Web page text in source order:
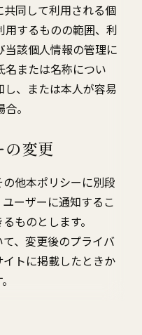
同して利用される個
用するものの範囲、利
当該個人情報の管理に
名または名称につい
、または本人が容易
。
の変更
他本ポリシーに別段
ーザーに通知するこ
ものとします。
、変更後のプライバ
トに掲載したときか